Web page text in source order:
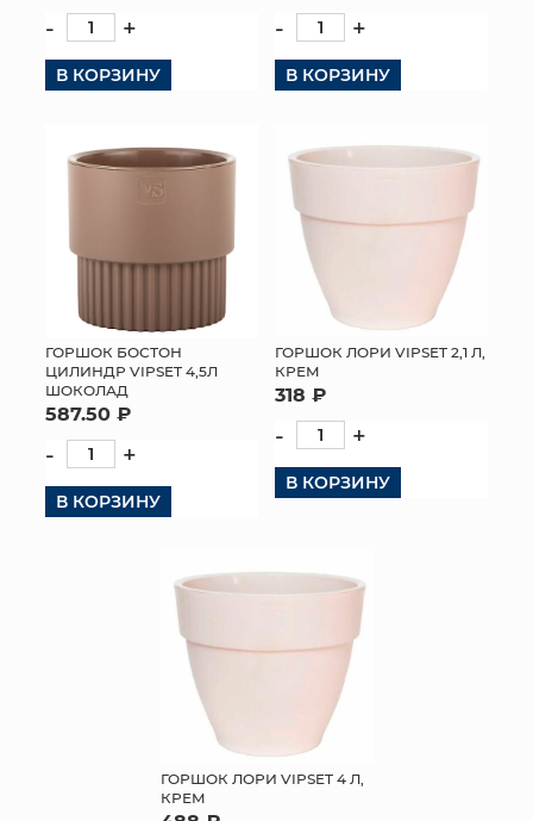
- +
В КОРЗИНУ
- +
В КОРЗИНУ
ГОРШОК БОСТОН
ЦИЛИНДР VIPSET 4,5Л
ШОКОЛАД
587.50 ₽
- +
В КОРЗИНУ
ГОРШОК ЛОРИ VIPSET 2,1 Л,
КРЕМ
318 ₽
- +
В КОРЗИНУ
ГОРШОК ЛОРИ VIPSET 4 Л,
КРЕМ